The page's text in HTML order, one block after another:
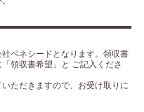
ベネシードとなります。領収書
領収書希望」と ご記入くださ
ただきますので、お受け取りに